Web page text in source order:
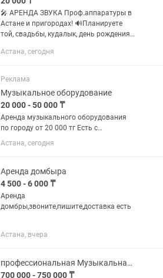
🎤 АРЕНДА ЗВУКА Проф.аппаратуры в
Астане и пригородах! 🔊Планируете
той, свадьбы, кудалык, день рождения
комплект профессионального звука
Астана, сегодня
Реклама
Музыкальное оборудование
20 000 - 50 000 ₸
Аренда музыкального оборудования
по городу от 20 000 тг Есть с
музыкантом . Есть выезд за город.
Астана, сегодня
Аренда домбыра
4 500 - 6 000 ₸
Аренда
домбры,звоните,пишите,доставка есть
Астана, вчера
профессиональная Музыкальная аппаратура
700 000 - 750 000 ₸